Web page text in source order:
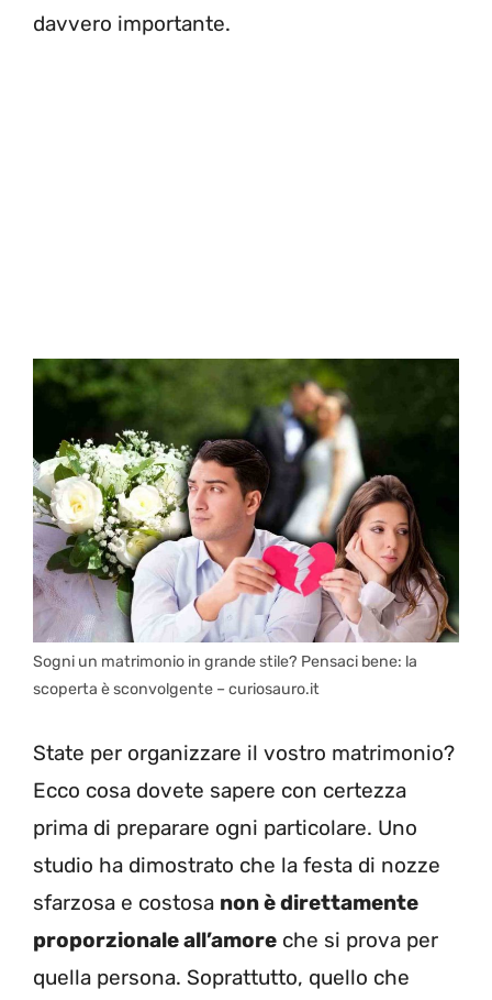
davvero importante.
Sogni un matrimonio in grande stile? Pensaci bene: la
scoperta è sconvolgente – curiosauro.it
State per organizzare il vostro matrimonio?
Ecco cosa dovete sapere con certezza
prima di preparare ogni particolare. Uno
studio ha dimostrato che la festa di nozze
sfarzosa e costosa non è direttamente
proporzionale all’amore che si prova per
quella persona. Soprattutto, quello che